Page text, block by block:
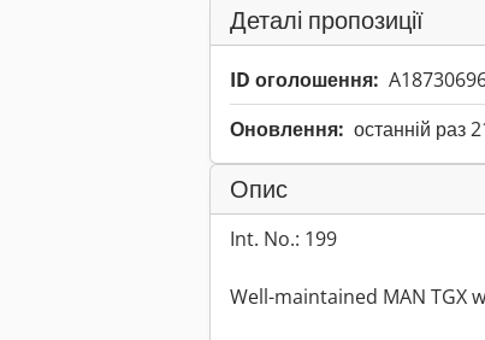
Деталі пропозиції
ID оголошення:
Оновлення: останній раз
Опис
Int. No.: 199
Well-maintained MAN TGX